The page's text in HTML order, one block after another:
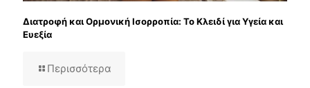
Διατροφή και Ορμονική Ισορροπία: Το Κλειδί για Υγεία και
Ευεξία
Περισσότερα